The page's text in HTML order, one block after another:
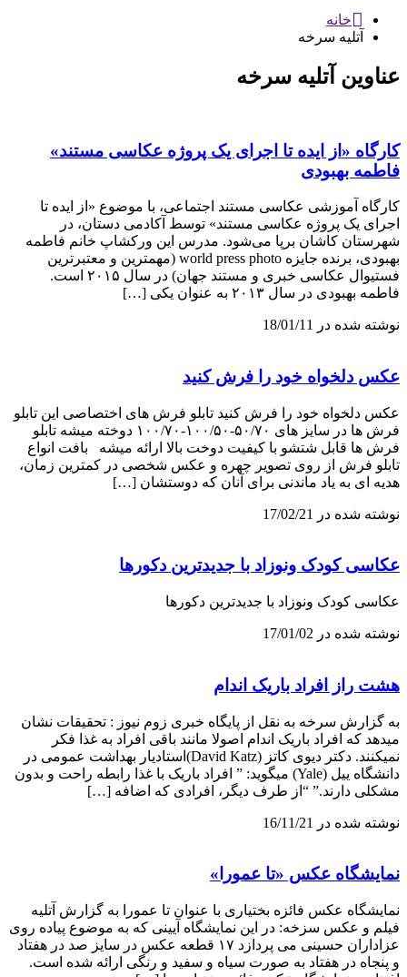
خانه
آتلیه سرخه
عناوین آتلیه سرخه
کارگاه «از ایده تا اجرای یک پروژه عکاسی مستند»
فاطمه بهبودی
کارگاه آموزشی عکاسی مستند اجتماعی، با موضوع «از ایده تا
اجرای یک پروژه عکاسی مستند» توسط آکادمی دستان، در
شهرستان کاشان برپا می‌شود. مدرس این ورکشاپ خانم فاطمه
بهبودی، برنده جایزه world press photo (مهمترین و معتبرترین
فستیوال عکاسی خبری و مستند جهان) در سال ۲۰۱۵ است.
فاطمه بهبودی در سال ۲۰۱۳ به عنوان یکی […]
نوشته شده در 18/01/11
عکس دلخواه خود را فرش کنید
عکس دلخواه خود را فرش کنید تابلو فرش های اختصاصی این تابلو
فرش ها در سایز های ۵۰/۷۰-۱۰۰/۵۰-۱۰۰/۷۰ دوخته میشه تابلو
فرش ها قابل شتشو با کیفیت دوخت بالا ارائه میشه بافت انواع
تابلو فرش از روی تصویر چهره و عکس شخصی در کمترین زمان،
هدیه ای به یاد ماندنی برای آنان که دوستشان […]
نوشته شده در 17/02/21
عکاسی کودک ونوزاد با جدیدترین دکورها
عکاسی کودک ونوزاد با جدیدترین دکورها
نوشته شده در 17/01/02
هشت راز افراد باریک اندام
به گزارش سرخه به نقل از پایگاه خبری زوم نیوز : تحقیقات نشان
میدهد که افراد باریک اندام اصولا مانند باقی افراد به غذا فکر
نمیکنند. دکتر دیوی کاتز (David Katz)استادیار بهداشت عمومی در
دانشگاه ییل (Yale) میگوید: ” افراد باریک با غذا رابطه راحت و بدون
مشکلی دارند.” “از طرف دیگر، افرادی که اضافه […]
نوشته شده در 16/11/21
نمایشگاه عکس «تا عمورا»
نمایشگاه عکس فائزه بختیاری با عنوان تا عمورا به گزارش آتلیه
فیلم و عکس سزخه: در این نمایشگاه آیینی که به موضوع پیاده روی
عزاداران حسینی می پردازد ۱۷ قطعه عکس در سایز صد در هفتاد
و پنجاه در هفتاد به صورت سیاه و سفید و رنگی ارائه شده است.